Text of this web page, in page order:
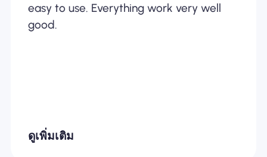
easy to use. Everything work very well
good.
ดูเพิ่มเติม